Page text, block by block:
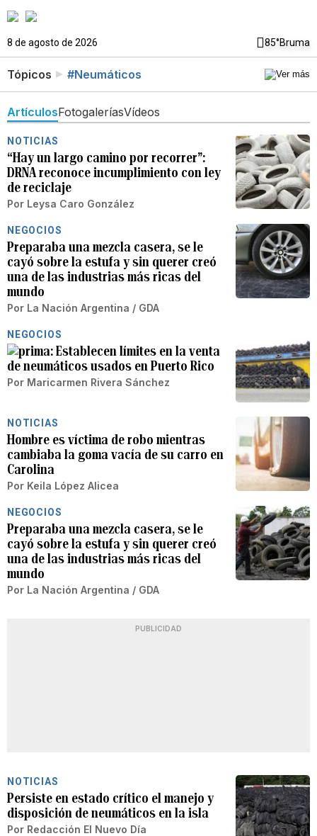
8 de agosto de 2026 85°Bruma
Tópicos #Neumáticos
ArtículosFotogaleríasVídeos
NOTICIAS
“Hay un largo camino por recorrer”:
DRNA reconoce incumplimiento con ley
de reciclaje
Por Leysa Caro González
NEGOCIOS
Preparaba una mezcla casera, se le
cayó sobre la estufa y sin querer creó
una de las industrias más ricas del
mundo
Por La Nación Argentina / GDA
NEGOCIOS
Establecen límites en la venta
de neumáticos usados en Puerto Rico
Por Maricarmen Rivera Sánchez
NOTICIAS
Hombre es víctima de robo mientras
cambiaba la goma vacía de su carro en
Carolina
Por Keila López Alicea
NEGOCIOS
Preparaba una mezcla casera, se le
cayó sobre la estufa y sin querer creó
una de las industrias más ricas del
mundo
Por La Nación Argentina / GDA
PUBLICIDAD
NOTICIAS
Persiste en estado crítico el manejo y
disposición de neumáticos en la isla
Por Redacción El Nuevo Día